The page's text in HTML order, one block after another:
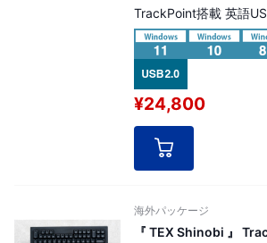
TrackPoint搭載 英語
Silent Red 軸モデル
¥24,800
海外パッケージ
『 TEX Shinobi 』